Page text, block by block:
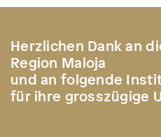
Herzlichen Dank an
Region Maloja
und an folgende
für ihre grosszügige